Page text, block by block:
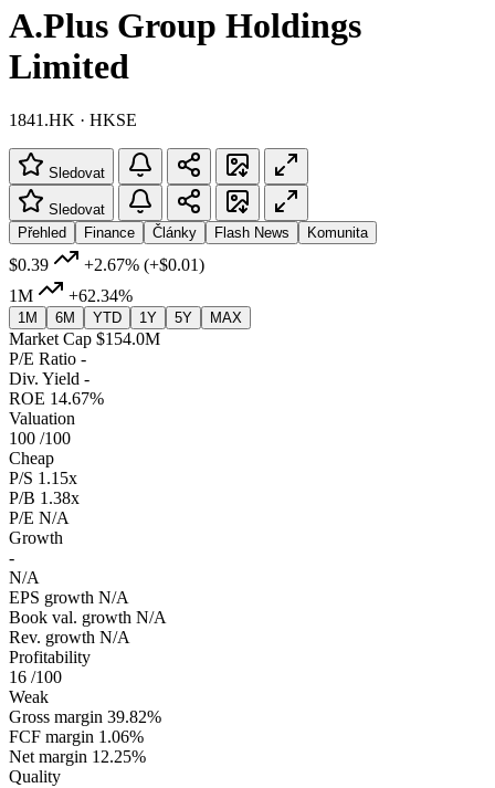
A.Plus Group Holdings
Limited
1841.HK · HKSE
Sledovat
Sledovat
Přehled
Finance Články Flash News Komunita
$0.39 +2.67% (+$0.01)
1M
+62.34%
1M 6M YTD 1Y 5Y MAX
Market Cap $154.0M
P/E Ratio -
Div. Yield -
ROE 14.67%
Valuation
100 /100
Cheap
P/S 1.15x
P/B 1.38x
P/E N/A
Growth
-
N/A
EPS growth N/A
Book val. growth N/A
Rev. growth N/A
Profitability
16 /100
Weak
Gross margin 39.82%
FCF margin 1.06%
Net margin 12.25%
Quality